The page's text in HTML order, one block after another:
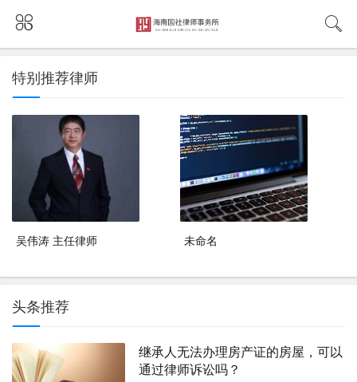
特别推荐律师
吴伟涛 主任律师 未命名
头条推荐
继承人无法办理房产证的房屋，可以
通过律师诉讼吗？